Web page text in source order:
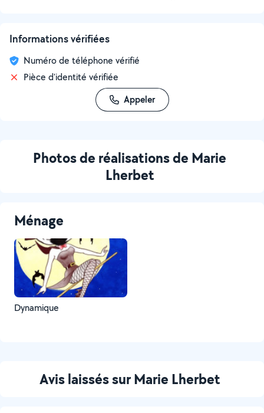
Informations vérifiées
Numéro de téléphone vérifié
Pièce d'identité vérifiée
Appeler
Photos de réalisations de Marie
Lherbet
Ménage
Dynamique
Avis laissés sur Marie Lherbet